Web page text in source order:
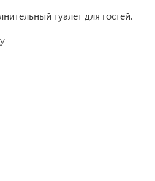
туалет для гостей.